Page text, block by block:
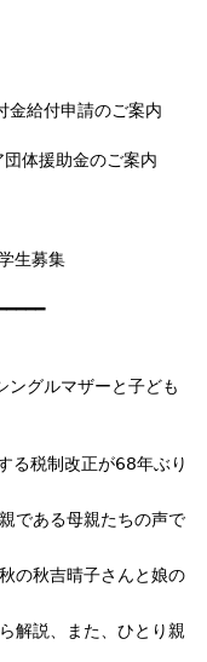
給付申請のご案内
体援助金のご案内
生募集
ングルマザーと子ども
る税制改正が68年ぶり
である母親たちの声で
の秋吉晴子さんと娘の
解説、また、ひとり親